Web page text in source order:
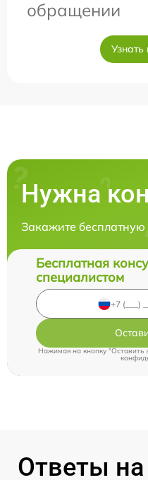
обращении
Узнать
Нужна
Закажите
Бесплатная
специалистом
Нажимая на кнопку "Оставить
Ответы